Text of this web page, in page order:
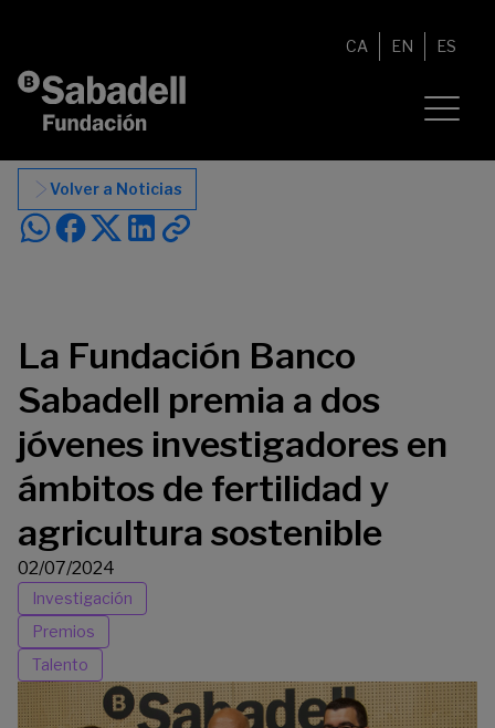
CA EN ES
Volver a Noticias
La Fundación Banco
Sabadell premia a dos
jóvenes investigadores en
ámbitos de fertilidad y
agricultura sostenible
02/07/2024
Investigación
Premios
Talento